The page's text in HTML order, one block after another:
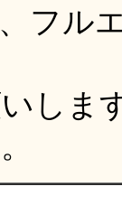
フル
しま